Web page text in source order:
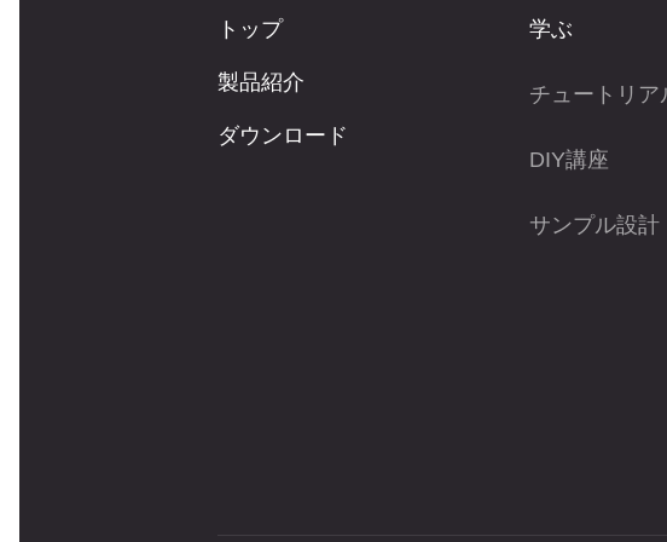
トップ
製品紹介
ダウンロード
学ぶ
チュートリア
DIY講座
サンプル設計